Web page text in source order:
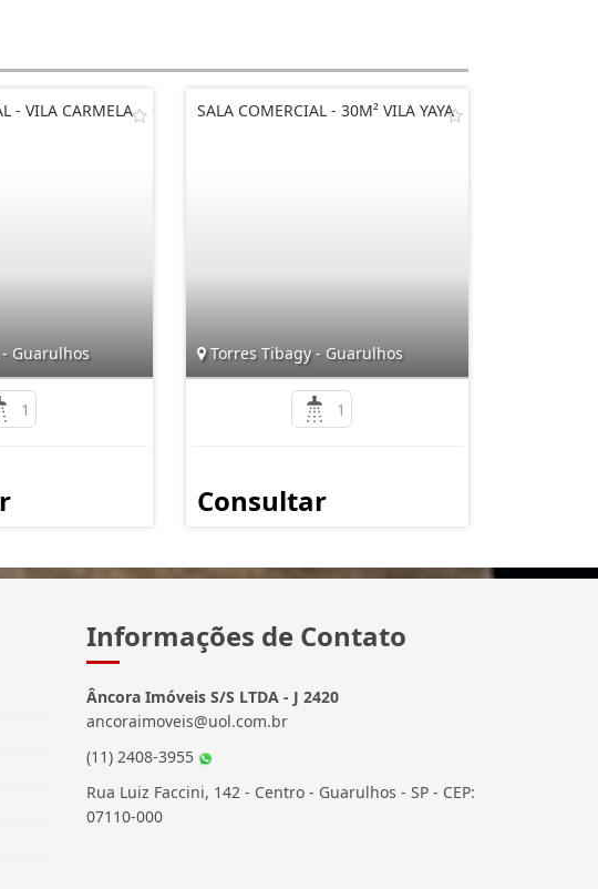
- VILA CARMELA
Guarulhos
1
SALA COMERCIAL - 30M² VILA YAYA
Torres Tibagy - Guarulhos
1
Consultar
Informações de Contato
Âncora Imóveis S/S LTDA - J 2420
ancoraimoveis@uol.com.br
(11) 2408-3955
Rua Luiz Faccini, 142 - Centro - Guarulhos - SP - CEP:
07110-000